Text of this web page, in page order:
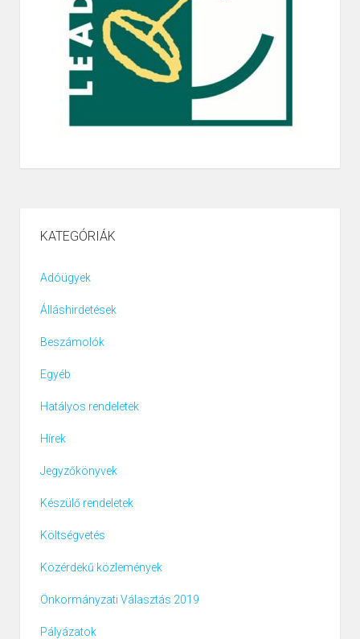
KATEGÓRIÁK
Adóügyek
Álláshirdetések
Beszámolók
Egyéb
Hatályos rendeletek
Hírek
Jegyzőkönyvek
Készülő rendeletek
Költségvetés
Közérdekű közlemények
Önkormányzati Választás 2019
Pályázatok